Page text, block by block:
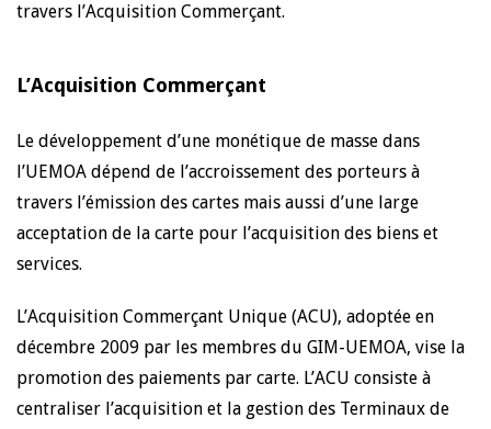
travers l’Acquisition Commerçant.
L’Acquisition Commerçant
Le développement d’une monétique de masse dans
l’UEMOA dépend de l’accroissement des porteurs à
travers l’émission des cartes mais aussi d’une large
acceptation de la carte pour l’acquisition des biens et
services.
L’Acquisition Commerçant Unique (ACU), adoptée en
décembre 2009 par les membres du GIM-UEMOA, vise la
promotion des paiements par carte. L’ACU consiste à
centraliser l’acquisition et la gestion des Terminaux de